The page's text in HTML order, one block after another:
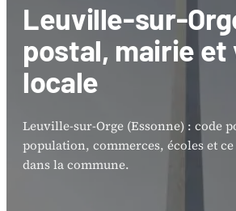
Leuville-sur-
postal, mairie et
locale
Leuville-sur-Orge (Essonne) : code
population, commerces, écoles et
dans la commune.